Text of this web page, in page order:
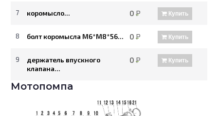
7 коромысло... 0Р Купить
8 болт коромысла М6*М8*56... 0Р Купить
9
держатель впускного
клапана...
0Р Купить
Мотопомпа